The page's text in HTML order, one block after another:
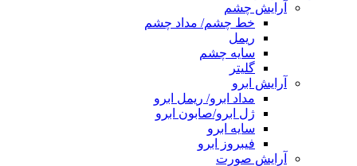
آرایش چشم
خط چشم/ مداد چشم
ریمل
سایه چشم
گلیتر
آرایش ابرو
مداد ابرو/ ریمل ابرو
ژل ابرو/صابون ابرو
سایه ابرو
فیبروز ابرو
آرایش صورت